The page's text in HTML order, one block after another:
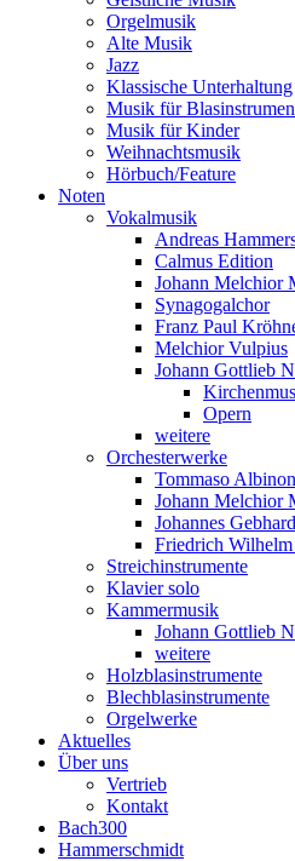
Orgelmusik
Alte Musik
Jazz
Klassische Unterhaltung
Musik für
Musik für Kinder
Weihnachtsmusik
Hörbuch/Feature
Noten
Vokalmusik
Andreas
Calmus Edition
Johann Melchior
Synagogalchor
Franz Paul
Melchior Vulpius
Johann Gottlieb
Opern
weitere
Orchesterwerke
Tommaso
Johann Melchior
Johannes
Friedrich Wilhelm
Streichinstrumente
Klavier solo
Kammermusik
Johann Gottlieb
weitere
Holzblasinstrumente
Blechblasinstrumente
Orgelwerke
Aktuelles
Über uns
Vertrieb
Kontakt
Bach300
Hammerschmidt